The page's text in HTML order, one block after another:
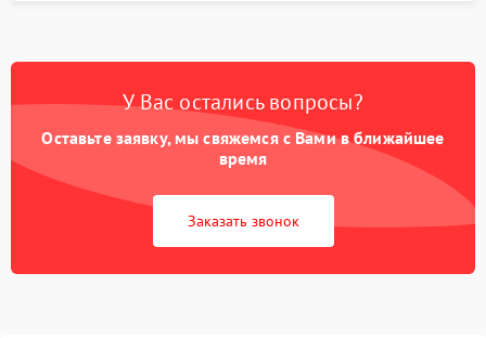
У Вас остались вопросы?
Оставьте заявку, мы свяжемся с Вами в ближайшее
время
Заказать звонок